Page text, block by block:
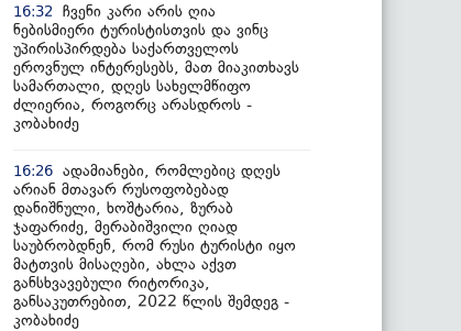
16:32
ჩვენი კარი არის ღია
ნებისმიერი ტურისტისთვის და ვინც
უპირისპირდება საქართველოს
ეროვნულ ინტერესებს, მათ მიაკითხავს
სამართალი, დღეს სახელმწიფო
ძლიერია, როგორც არასდროს -
კობახიძე
16:26 ადამიანები, რომლებიც დღეს
არიან მთავარ რუსოფობებად
დანიშნული, ხოშტარია, ზურაბ
ჯაფარიძე, მერაბიშვილი ღიად
საუბრობდნენ, რომ რუსი ტურისტი იყო
მატთვის მისაღები, ახლა აქვთ
განსხვავებული რიტორიკა,
განსაკუთრებით, 2022 წლის შემდეგ -
კობახიძე